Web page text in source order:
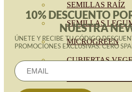
SEMILLAS RAÍZ
SEMILLAS
MICROGREEN
CUBIERTAS
10% DESCUENTO
NUESTRA
ÚNETE Y RECIBE TU CÓDIGO
PROMOCIONES EXCLUSIVAS. CERO